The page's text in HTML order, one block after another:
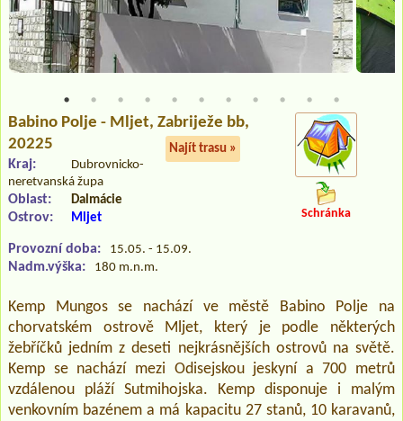
Babino Polje - Mljet, Zabriježe bb,
20225
Najít trasu »
Kraj:
Dubrovnicko-
neretvanská župa
Oblast: Dalmácie
Ostrov: Mljet
Provozní doba: 15.05. - 15.09.
Nadm.výška: 180 m.n.m.
Schránka
Kemp Mungos se nachází ve městě Babino Polje na
chorvatském ostrově Mljet, který je podle některých
žebříčků jedním z deseti nejkrásnějších ostrovů na světě.
Kemp se nachází mezi Odisejskou jeskyní a 700 metrů
vzdálenou pláží Sutmihojska. Kemp disponuje i malým
venkovním bazénem a má kapacitu 27 stanů, 10 karavanů,